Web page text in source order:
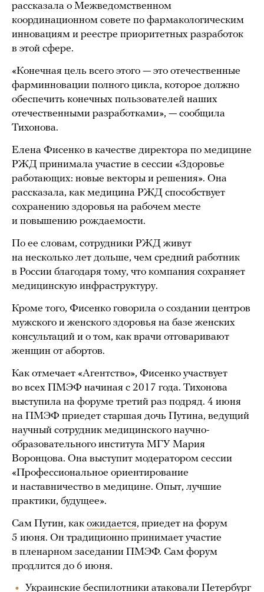
рассказала о Межведомственном
координационном совете по фармакологическим
инновациям и реестре приоритетных разработок
в этой сфере.
«Конечная цель всего этого — это отечественные
фарминновации полного цикла, которое должно
обеспечить конечных пользователей наших
отечественными разработками», — сообщила
Тихонова.
Елена Фисенко в качестве директора по медицине
РЖД принимала участие в сессии «Здоровье
работающих: новые векторы и решения». Она
рассказала, как медицина РЖД способствует
сохранению здоровья на рабочем месте
и повышению рождаемости.
По ее словам, сотрудники РЖД живут
на несколько лет дольше, чем средний работник
в России благодаря тому, что компания сохраняет
медицинскую инфраструктуру.
Кроме того, Фисенко говорила о создании центров
мужского и женского здоровья на базе женских
консультаций и о том, как врачи отговаривают
женщин от абортов.
Как отмечает «Агентство», Фисенко участвует
во всех ПМЭФ начиная с 2017 года. Тихонова
выступила на форуме третий раз подряд. 4 июня
на ПМЭФ приедет старшая дочь Путина, ведущий
научный сотрудник медицинского научно-
образовательного института МГУ Мария
Воронцова. Она выступит модератором сессии
«Профессиональное ориентирование
и наставничество в медицине. Опыт, лучшие
практики, будущее».
Сам Путин, как ожидается, приедет на форум
5 июня. Он традиционно принимает участие
в пленарном заседании ПМЭФ. Сам форум
продлится до 6 июня.
Украинские беспилотники атаковали Петербург